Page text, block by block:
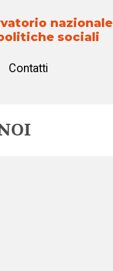
nazionale
sociali
Contatti